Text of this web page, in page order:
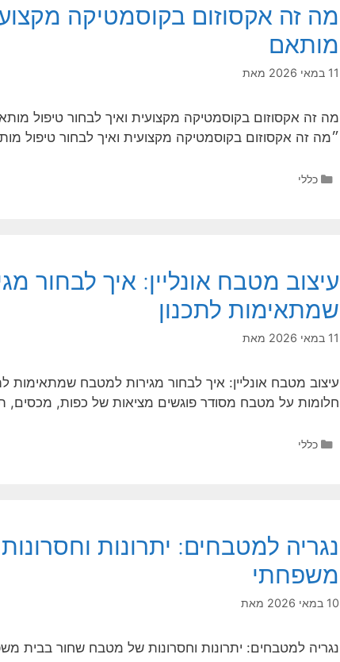
מה זה אקסוזום בקוסמטיקה
מותאם
11 במאי 2026 מאת
מה זה אקסוזום בקוסמטיקה מקצועית ואיך לבחור טיפול
״מה זה אקסוזום בקוסמטיקה מקצועית ואיך לבחור טיפול
קטגוריות
כללי
עיצוב מטבח אונליין: איך לבחור
שמתאימות לתכנון
11 במאי 2026 מאת
עיצוב מטבח אונליין: איך לבחור מגירות למטבח שמתאימות
חלומות על מטבח מסודר פוגשים מציאות של כפות, מכסים,
קטגוריות
כללי
נגריה למטבחים: יתרונות
משפחתי
10 במאי 2026 מאת
נגריה למטבחים: יתרונות וחסרונות של מטבח שחור